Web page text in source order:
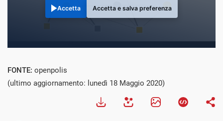
Accetta Accetta e salva preferenza
FONTE: openpolis
(ultimo aggiornamento: lunedì 18 Maggio 2020)